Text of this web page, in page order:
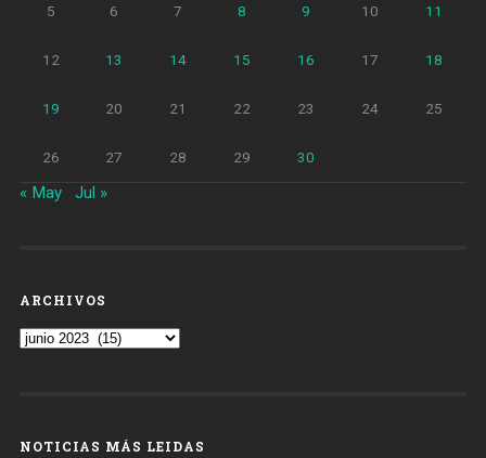
5 6 7 8 9 10 11
12 13 14 15 16 17 18
19 20 21 22 23 24 25
26 27 28 29 30
« May Jul »
ARCHIVOS
Archivos
NOTICIAS MÁS LEIDAS